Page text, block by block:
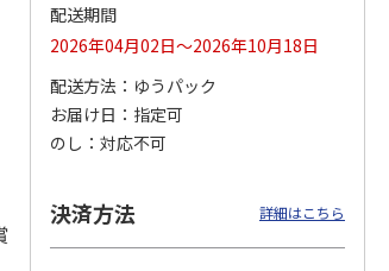
ＡＰＳ
ータ
四万十川天然源流水
4.5
（2）
1,650円
(送料・税込)
配送期間
2026年04月02日～2026年10月18日
配送方法
ゆうパック
お届け日
指定可
のし
対応不可
決済方法 詳細はこちら